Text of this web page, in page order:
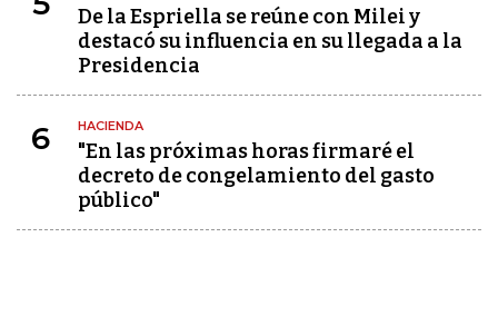
De la Espriella se reúne con Milei y
destacó su influencia en su llegada a la
Presidencia
6 HACIENDA
"En las próximas horas firmaré el
decreto de congelamiento del gasto
público"